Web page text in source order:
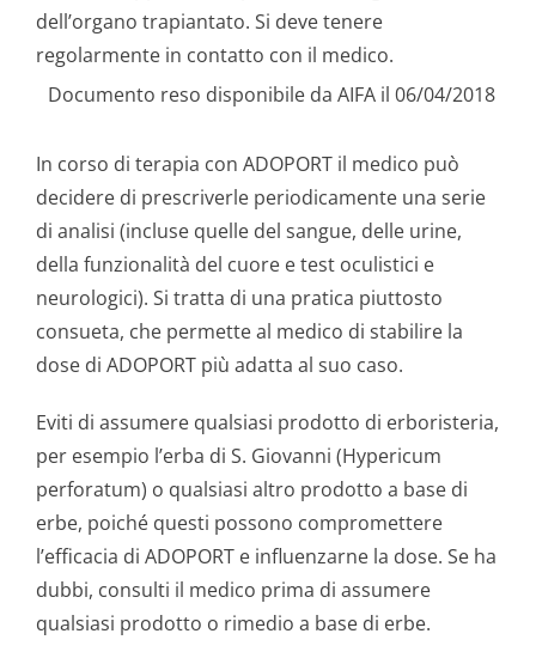
dell’organo trapiantato. Si deve tenere
regolarmente in contatto con il medico.
Documento reso disponibile da AIFA il 06/04/2018
In corso di terapia con ADOPORT il medico può
decidere di prescriverle periodicamente una serie
di analisi (incluse quelle del sangue, delle urine,
della funzionalità del cuore e test oculistici e
neurologici). Si tratta di una pratica piuttosto
consueta, che permette al medico di stabilire la
dose di ADOPORT più adatta al suo caso.
Eviti di assumere qualsiasi prodotto di erboristeria,
per esempio l’erba di S. Giovanni (Hypericum
perforatum) o qualsiasi altro prodotto a base di
erbe, poiché questi possono compromettere
l’efficacia di ADOPORT e influenzarne la dose. Se ha
dubbi, consulti il medico prima di assumere
qualsiasi prodotto o rimedio a base di erbe.